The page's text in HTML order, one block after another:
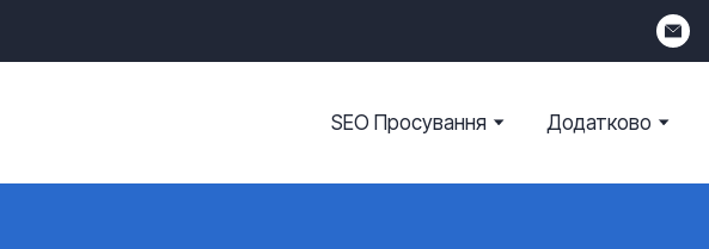
SEO Просування Додатково